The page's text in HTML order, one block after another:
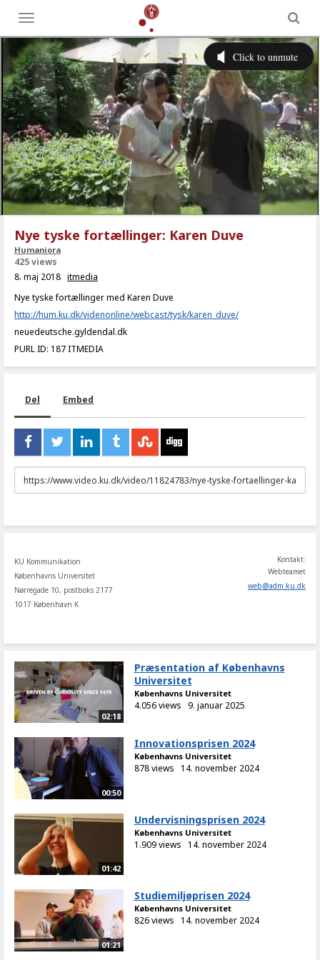
Toggle
menu
Nye tyske fortællinger: Karen Duve
Humaniora
425 views
8. maj 2018 itmedia
Nye tyske fortællinger med Karen Duve
http://hum.ku.dk/videnonline/webcast/tysk/karen_duve/
neuedeutsche.gyldendal.dk
PURL ID: 187 ITMEDIA
Del Embed
URL
to
KU Kommunikation
Københavns Universitet
Nørregade 10, postboks 2177
1017 København K
Kontakt:
Webteamet
web@adm.ku.dk
02:18
Præsentation af Københavns
Universitet
Københavns Universitet
4.056 views 9. januar 2025
00:50
Innovationsprisen 2024
Københavns Universitet
878 views 14. november 2024
01:42
Undervisningsprisen 2024
Københavns Universitet
1.909 views 14. november 2024
01:21
Studiemiljøprisen 2024
Københavns Universitet
826 views 14. november 2024